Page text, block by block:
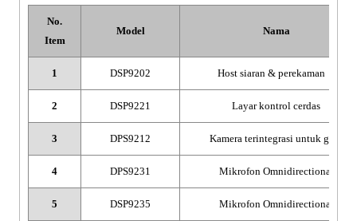
No.
Item
Model Nama
1 DSP9202 Host siaran & perekaman
2 DSP9221 Layar kontrol cerdas
3 DPS9212 Kamera terintegrasi untuk guru
4 DPS9231 Mikrofon Omnidirectional
5 DSP9235 Mikrofon Omnidirectional